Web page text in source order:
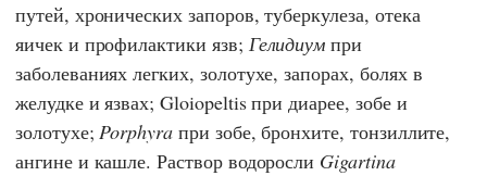
путей, хронических запоров, туберкулеза, отека
яичек и профилактики язв; Гелидиум при
заболеваниях легких, золотухе, запорах, болях в
желудке и язвах; Gloiopeltis при диарее, зобе и
золотухе;Porphyra при зобе, бронхите, тонзиллите,
ангине и кашле. Раствор водоросли Gigartina